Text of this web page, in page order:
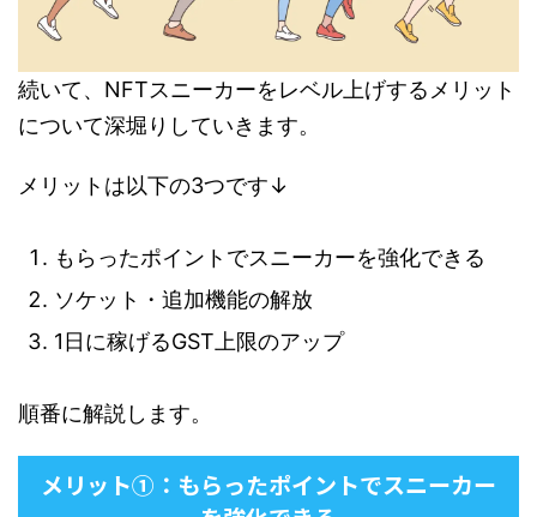
続いて、NFTスニーカーをレベル上げするメリット
について深堀りしていきます。
メリットは以下の3つです↓
もらったポイントでスニーカーを強化できる
ソケット・追加機能の解放
1日に稼げるGST上限のアップ
順番に解説します。
メリット①：もらったポイントでスニーカー